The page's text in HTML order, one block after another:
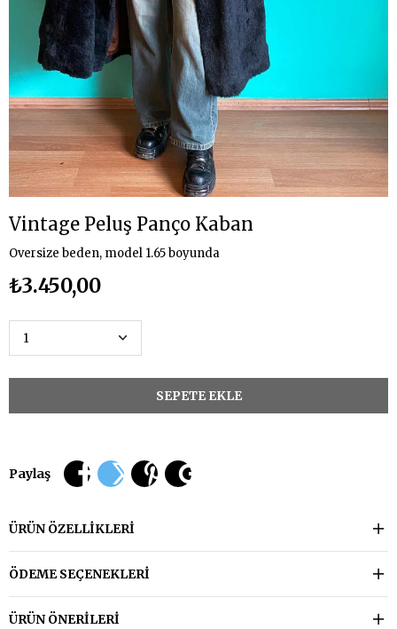
Vintage Peluş Panço Kaban
Oversize beden, model 1.65 boyunda
₺3.450,00
Paylaş
ÜRÜN ÖZELLIKLERI
ÖDEME SEÇENEKLERI
ÜRÜN ÖNERILERI